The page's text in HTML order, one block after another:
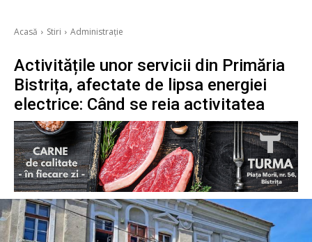
Acasă Stiri Administrație
Activitățile unor servicii din Primăria
Bistrița, afectate de lipsa energiei
electrice: Când se reia activitatea